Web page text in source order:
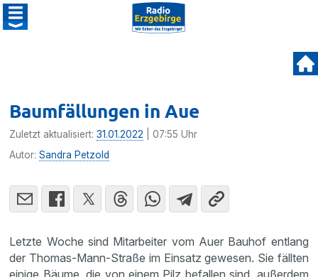
Baumfällungen in Aue
Zuletzt aktualisiert:31.01.2022 | 07:55 Uhr
Autor:Sandra Petzold
Letzte Woche sind Mitarbeiter vom Auer Bauhof entlang
der Thomas-Mann-Straße im Einsatz gewesen. Sie fällten
einige Bäume, die von einem Pilz befallen sind, außerdem